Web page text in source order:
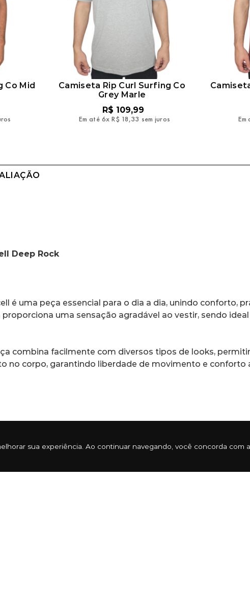
sua experiência. Ao continuar navegando, você concorda com
Co Mid
Camiseta Rip Curl Surfing Co
Grey Marle
R$ 109,99
Em até 6x R$ 18,33 sem juros Em
Deep Rock
é uma peça essencial para o dia a dia, unindo conforto,
proporciona uma sensação agradável ao vestir, sendo
combina facilmente com diversos tipos de looks,
no corpo, garantindo liberdade de movimento e conforto
a demanda de pranchas crescendo, tiveram que